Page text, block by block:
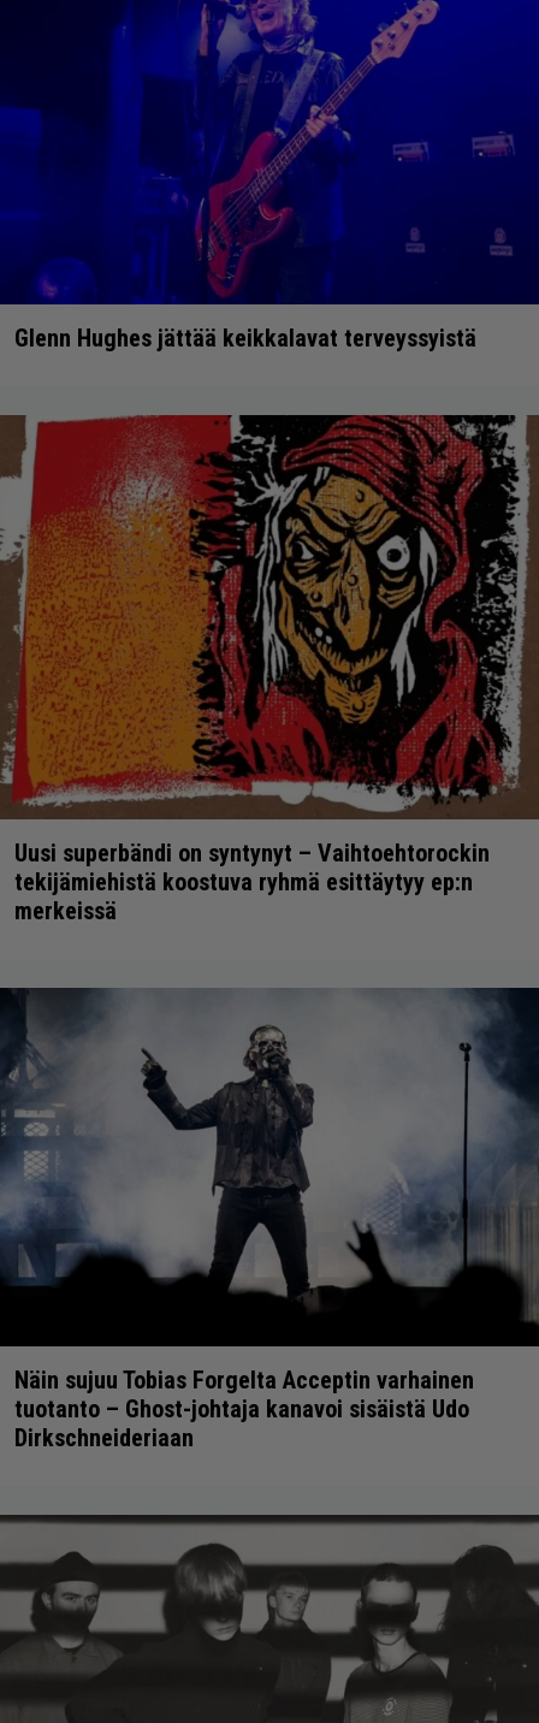
Glenn Hughes jättää keikkalavat terveyssyistä
Uusi superbändi on syntynyt – Vaihtoehtorockin
tekijämiehistä koostuva ryhmä esittäytyy ep:n
merkeissä
Näin sujuu Tobias Forgelta Acceptin varhainen
tuotanto – Ghost-johtaja kanavoi sisäistä Udo
Dirkschneideriaan